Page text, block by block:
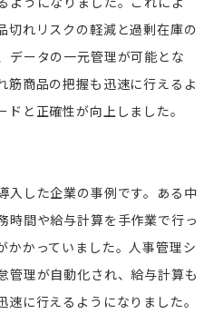
切れリスクの軽減と過剰在庫の
データの一元管理が可能とな
筋商品の把握も迅速に行えるよ
と正確性が向上しました。
入した企業の事例です。ある中
時間や給与計算を手作業で行っ
かかっていました。人事管理シ
管理が自動化され、給与計算も
に行えるようになりました。